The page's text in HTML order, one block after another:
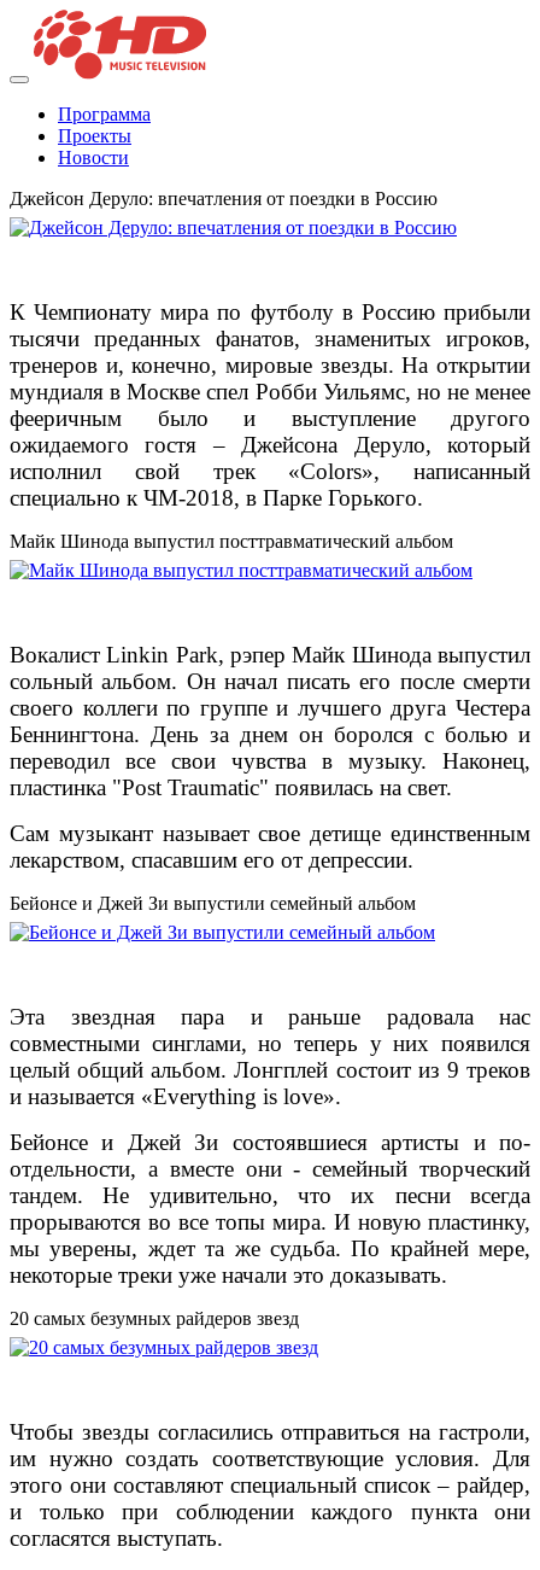
Программа
Проекты
Новости
Джейсон Деруло: впечатления от поездки в Россию
К Чемпионату мира по футболу в Россию прибыли
тысячи преданных фанатов, знаменитых игроков,
тренеров и, конечно, мировые звезды. На открытии
мундиаля в Москве спел Робби Уильямс, но не менее
фееричным было и выступление другого
ожидаемого гостя – Джейсона Деруло, который
исполнил свой трек «Сolors», написанный
специально к ЧМ-2018, в Парке Горького.
Майк Шинода выпустил посттравматический альбом
Вокалист Linkin Park, рэпер Майк Шинода выпустил
сольный альбом. Он начал писать его после смерти
своего коллеги по группе и лучшего друга Честера
Беннингтона. День за днем он боролся с болью и
переводил все свои чувства в музыку. Наконец,
пластинка "Post Traumatic" появилась на свет.
Сам музыкант называет свое детище единственным
лекарством, спасавшим его от депрессии.
Бейонсе и Джей Зи выпустили семейный альбом
Эта звездная пара и раньше радовала нас
совместными синглами, но теперь у них появился
целый общий альбом. Лонгплей состоит из 9 треков
и называется «Everything is love».
Бейонсе и Джей Зи состоявшиеся артисты и по-
отдельности, а вместе они - семейный творческий
тандем. Не удивительно, что их песни всегда
прорываются во все топы мира. И новую пластинку,
мы уверены, ждет та же судьба. По крайней мере,
некоторые треки уже начали это доказывать.
20 самых безумных райдеров звезд
Чтобы звезды согласились отправиться на гастроли,
им нужно создать соответствующие условия. Для
этого они составляют специальный список – райдер,
и только при соблюдении каждого пункта они
согласятся выступать.